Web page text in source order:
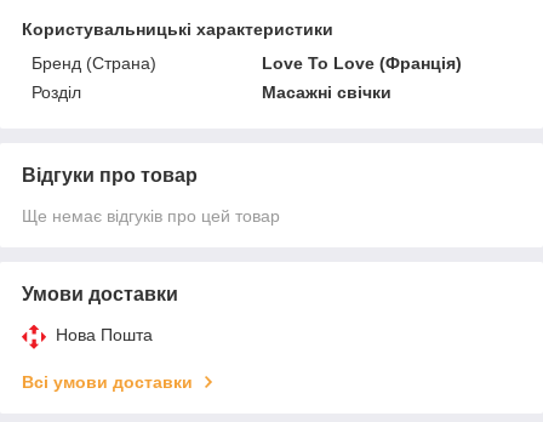
Користувальницькі характеристики
Бренд (Страна)
Love To Love (Франція)
Розділ
Масажні свічки
Відгуки про товар
Ще немає відгуків про цей товар
Умови доставки
Нова Пошта
Всі умови доставки